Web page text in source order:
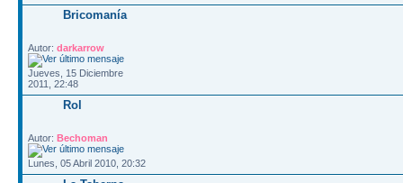
Bricomanía
Autor: darkarrow
Jueves, 15 Diciembre
2011, 22:48
Rol
Autor: Bechoman
Lunes, 05 Abril 2010, 20:32